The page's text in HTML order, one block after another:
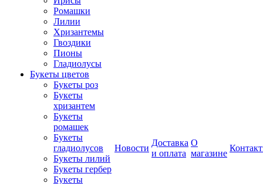
Ромашки
Лилии
Хризантемы
Гвоздики
Пионы
Гладиолусы
Букеты цветов
Букеты роз
Букеты
хризантем
Букеты
ромашек
Букеты
гладиолусов
Букеты лилий
Букеты гербер
Букеты
Новости
Доставка
и оплата
О
магазине